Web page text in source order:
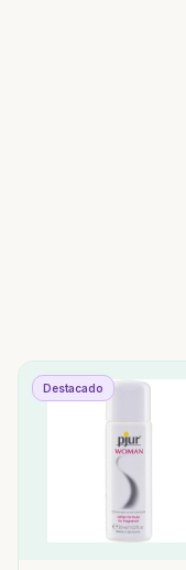
Destacado